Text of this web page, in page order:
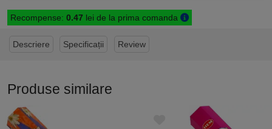
Recompense: 0.47 lei de la prima comanda
Descriere Specificații Review
Produse similare